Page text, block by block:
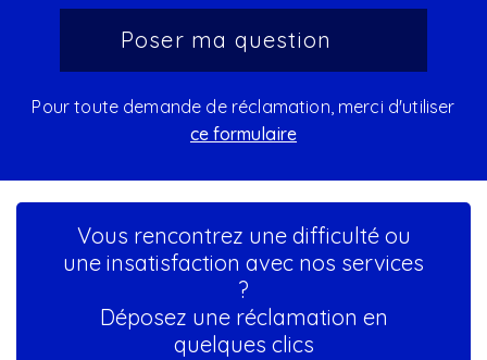
Pour toute demande de réclamation, merci d'utiliser
ce formulaire
Vous rencontrez une difficulté ou
une insatisfaction avec nos services
?
Déposez une réclamation en
quelques clics